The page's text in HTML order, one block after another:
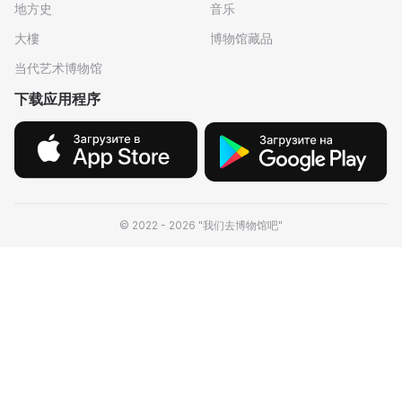
地方史
大樓
当代艺术博物馆
音乐
博物馆藏品
下载应用程序
© 2022 - 2026 "我们去博物馆吧"